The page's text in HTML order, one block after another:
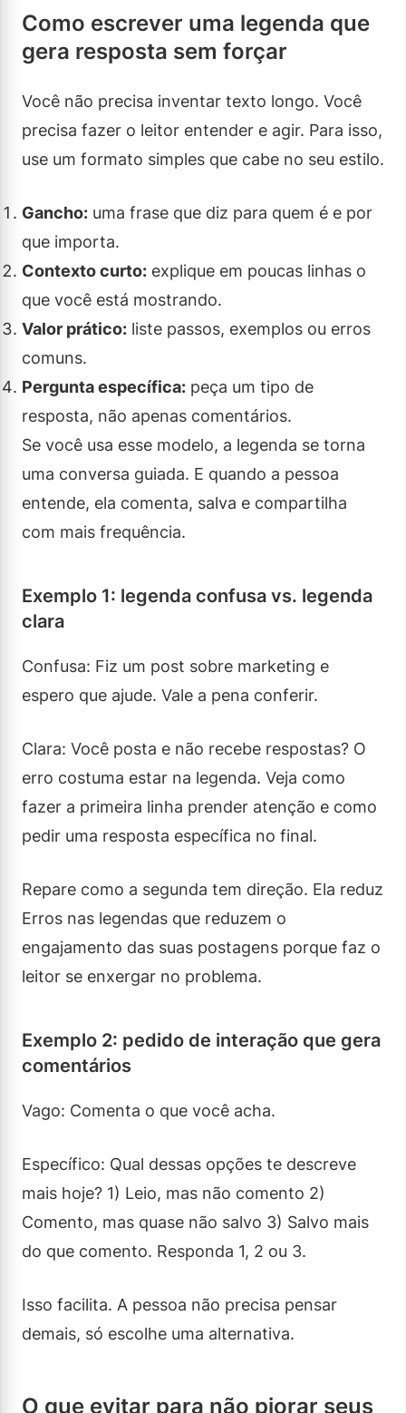
Como escrever uma legenda que
gera resposta sem forçar
Você não precisa inventar texto longo. Você
precisa fazer o leitor entender e agir. Para isso,
use um formato simples que cabe no seu estilo.
Gancho: uma frase que diz para quem é e por
que importa.
Contexto curto: explique em poucas linhas o
que você está mostrando.
Valor prático: liste passos, exemplos ou erros
comuns.
Pergunta específica: peça um tipo de
resposta, não apenas comentários.
Se você usa esse modelo, a legenda se torna
uma conversa guiada. E quando a pessoa
entende, ela comenta, salva e compartilha
com mais frequência.
Exemplo 1: legenda confusa vs. legenda
clara
Confusa: Fiz um post sobre marketing e
espero que ajude. Vale a pena conferir.
Clara: Você posta e não recebe respostas? O
erro costuma estar na legenda. Veja como
fazer a primeira linha prender atenção e como
pedir uma resposta específica no final.
Repare como a segunda tem direção. Ela reduz
Erros nas legendas que reduzem o
engajamento das suas postagens porque faz o
leitor se enxergar no problema.
Exemplo 2: pedido de interação que gera
comentários
Vago: Comenta o que você acha.
Específico: Qual dessas opções te descreve
mais hoje? 1) Leio, mas não comento 2)
Comento, mas quase não salvo 3) Salvo mais
do que comento. Responda 1, 2 ou 3.
Isso facilita. A pessoa não precisa pensar
demais, só escolhe uma alternativa.
O que evitar para não piorar seus